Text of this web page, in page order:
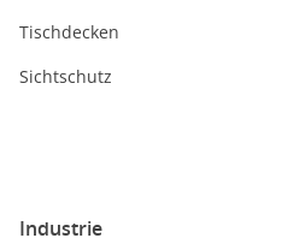
Tischdecken
Sichtschutz
Industrie